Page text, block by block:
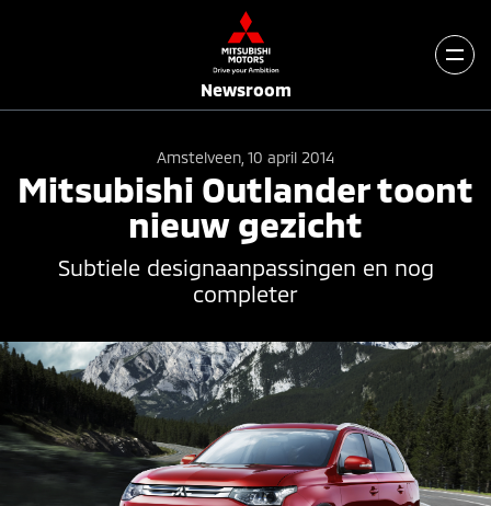
Newsroom
Amstelveen, 10 april 2014
Mitsubishi Outlander toont
nieuw gezicht
Subtiele designaanpassingen en nog
completer